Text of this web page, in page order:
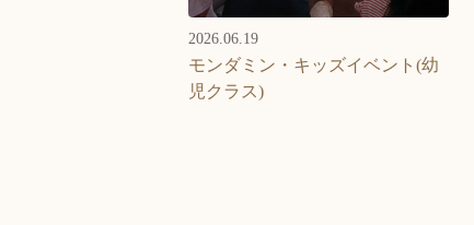
2026.06.19
モンダミン・キッズイベント(幼
児クラス)